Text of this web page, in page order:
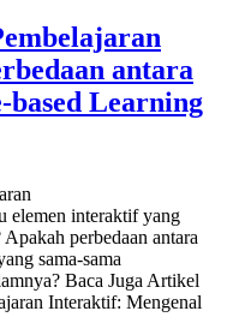
antara
Learning
elemen interaktif yang
perbedaan antara
sama-sama
Baca Juga Artikel
Interaktif: Mengenal